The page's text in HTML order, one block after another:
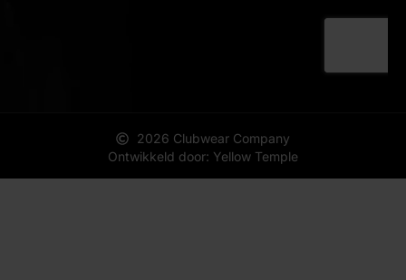
2026 Clubwear Company
Ontwikkeld door: Yellow Temple